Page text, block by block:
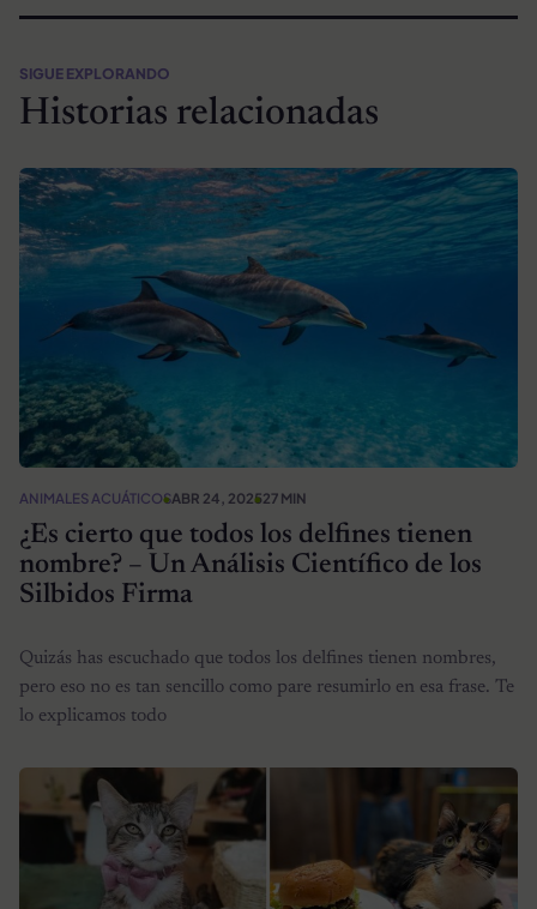
SIGUE EXPLORANDO
Historias relacionadas
ANIMALES ACUÁTICOSABR 24, 202527 MIN
¿Es cierto que todos los delfines tienen
nombre? – Un Análisis Científico de los
Silbidos Firma
Quizás has escuchado que todos los delfines tienen nombres,
pero eso no es tan sencillo como pare resumirlo en esa frase. Te
lo explicamos todo